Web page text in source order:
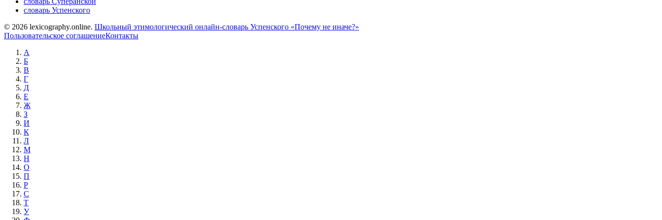
словарь Успенского
© 2026 lexicography.online. Школьный этимологический онлайн-словарь Успенского «Почему не иначе?»
Пользовательское соглашениеКонтакты
А
Б
В
Г
Д
Е
Ж
З
И
К
Л
М
Н
О
П
Р
С
Т
У